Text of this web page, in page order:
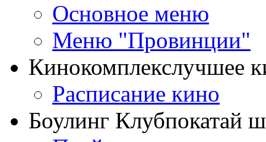
Основное меню
Меню "Провинции"
Кинокомплекслучшее
Расписание кино
Боулинг Клубпокатай